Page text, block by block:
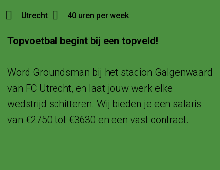
Utrecht 40 uren per week
Topvoetbal begint bij een topveld!
Word Groundsman bij het stadion Galgenwaard
van FC Utrecht, en laat jouw werk elke
wedstrijd schitteren. Wij bieden je een salaris
van €2750 tot €3630 en een vast contract.